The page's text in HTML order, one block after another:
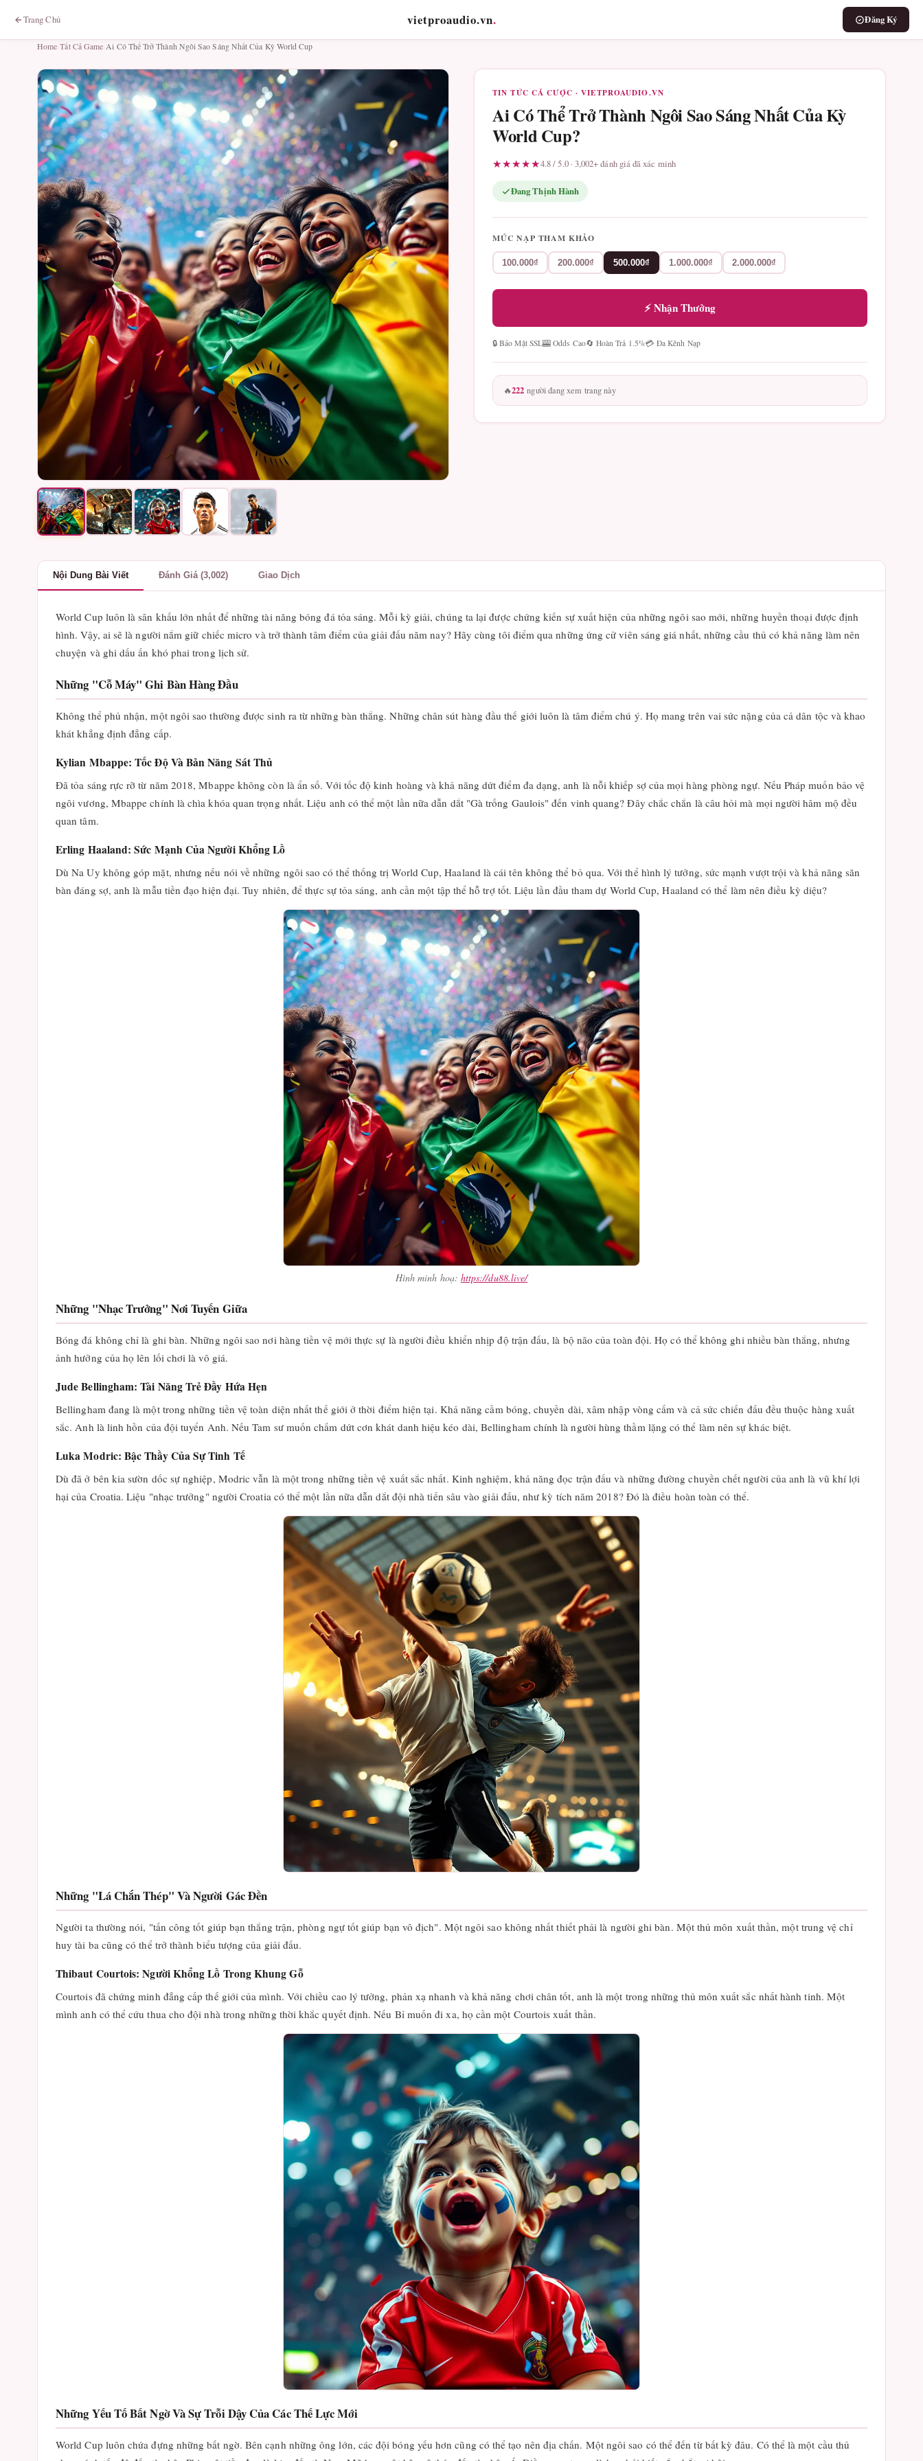
Trang Chủ vietproaudio.vn. Đăng Ký
Home ›Tất Cả Game ›Ai Có Thể Trở Thành Ngôi Sao Sáng Nhất Của Kỳ World Cup
TIN TỨC CÁ CƯỢC · VIETPROAUDIO.VN
Ai Có Thể Trở Thành Ngôi Sao Sáng Nhất Của Kỳ
World Cup?
★★★★★4.8 / 5.0 · 3,002+ đánh giá đã xác minh
Đang Thịnh Hành
MỨC NẠP THAM KHẢO
100.000₫ 200.000₫ 500.000₫ 1.000.000₫ 2.000.000₫
⚡ Nhận Thưởng
🔒 Bảo Mật SSL🎰 Odds Cao🔄 Hoàn Trả 1.5%💳 Đa Kênh Nạp
🔥222 người đang xem trang này
Nội Dung Bài Viết Đánh Giá (3,002) Giao Dịch
World Cup luôn là sân khấu lớn nhất để những tài năng bóng đá tỏa sáng. Mỗi kỳ giải, chúng ta lại được chứng kiến sự xuất hiện của những ngôi sao mới, những huyền thoại được định
hình. Vậy, ai sẽ là người nắm giữ chiếc micro và trở thành tâm điểm của giải đấu năm nay? Hãy cùng tôi điểm qua những ứng cử viên sáng giá nhất, những cầu thủ có khả năng làm nên
chuyện và ghi dấu ấn khó phai trong lịch sử.
Những "Cỗ Máy" Ghi Bàn Hàng Đầu
Không thể phủ nhận, một ngôi sao thường được sinh ra từ những bàn thắng. Những chân sút hàng đầu thế giới luôn là tâm điểm chú ý. Họ mang trên vai sức nặng của cả dân tộc và khao
khát khẳng định đẳng cấp.
Kylian Mbappe: Tốc Độ Và Bản Năng Sát Thủ
Đã tỏa sáng rực rỡ từ năm 2018, Mbappe không còn là ẩn số. Với tốc độ kinh hoàng và khả năng dứt điểm đa dạng, anh là nỗi khiếp sợ của mọi hàng phòng ngự. Nếu Pháp muốn bảo vệ
ngôi vương, Mbappe chính là chìa khóa quan trọng nhất. Liệu anh có thể một lần nữa dẫn dắt "Gà trống Gaulois" đến vinh quang? Đây chắc chắn là câu hỏi mà mọi người hâm mộ đều
quan tâm.
Erling Haaland: Sức Mạnh Của Người Khổng Lồ
Dù Na Uy không góp mặt, nhưng nếu nói về những ngôi sao có thể thống trị World Cup, Haaland là cái tên không thể bỏ qua. Với thể hình lý tưởng, sức mạnh vượt trội và khả năng săn
bàn đáng sợ, anh là mẫu tiền đạo hiện đại. Tuy nhiên, để thực sự tỏa sáng, anh cần một tập thể hỗ trợ tốt. Liệu lần đầu tham dự World Cup, Haaland có thể làm nên điều kỳ diệu?
Hình minh hoạ: https://du88.live/
Những "Nhạc Trưởng" Nơi Tuyến Giữa
Bóng đá không chỉ là ghi bàn. Những ngôi sao nơi hàng tiền vệ mới thực sự là người điều khiển nhịp độ trận đấu, là bộ não của toàn đội. Họ có thể không ghi nhiều bàn thắng, nhưng
ảnh hưởng của họ lên lối chơi là vô giá.
Jude Bellingham: Tài Năng Trẻ Đầy Hứa Hẹn
Bellingham đang là một trong những tiền vệ toàn diện nhất thế giới ở thời điểm hiện tại. Khả năng cầm bóng, chuyền dài, xâm nhập vòng cấm và cả sức chiến đấu đều thuộc hàng xuất
sắc. Anh là linh hồn của đội tuyển Anh. Nếu Tam sư muốn chấm dứt cơn khát danh hiệu kéo dài, Bellingham chính là người hùng thầm lặng có thể làm nên sự khác biệt.
Luka Modric: Bậc Thầy Của Sự Tinh Tế
Dù đã ở bên kia sườn dốc sự nghiệp, Modric vẫn là một trong những tiền vệ xuất sắc nhất. Kinh nghiệm, khả năng đọc trận đấu và những đường chuyền chết người của anh là vũ khí lợi
hại của Croatia. Liệu "nhạc trưởng" người Croatia có thể một lần nữa dẫn dắt đội nhà tiến sâu vào giải đấu, như kỳ tích năm 2018? Đó là điều hoàn toàn có thể.
Những "Lá Chắn Thép" Và Người Gác Đền
Người ta thường nói, "tấn công tốt giúp bạn thắng trận, phòng ngự tốt giúp bạn vô địch". Một ngôi sao không nhất thiết phải là người ghi bàn. Một thủ môn xuất thần, một trung vệ chỉ
huy tài ba cũng có thể trở thành biểu tượng của giải đấu.
Thibaut Courtois: Người Khổng Lồ Trong Khung Gỗ
Courtois đã chứng minh đẳng cấp thế giới của mình. Với chiều cao lý tưởng, phản xạ nhanh và khả năng chơi chân tốt, anh là một trong những thủ môn xuất sắc nhất hành tinh. Một
mình anh có thể cứu thua cho đội nhà trong những thời khắc quyết định. Nếu Bỉ muốn đi xa, họ cần một Courtois xuất thần.
Những Yếu Tố Bất Ngờ Và Sự Trỗi Dậy Của Các Thế Lực Mới
World Cup luôn chứa đựng những bất ngờ. Bên cạnh những ông lớn, các đội bóng yếu hơn cũng có thể tạo nên địa chấn. Một ngôi sao có thể đến từ bất kỳ đâu. Có thể là một cầu thủ